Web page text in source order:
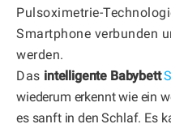
Pulsoximetrie-
Smartphone verbunden
werden.
Das intelligente Babybett
wiederum erkennt wie ein
es sanft in den Schlaf. Es